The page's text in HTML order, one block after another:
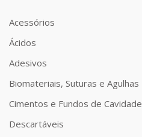
Acessórios
Ácidos
Adesivos
Biomateriais, Suturas e Agulhas
Cimentos e Fundos de Cavidade
Descartáveis